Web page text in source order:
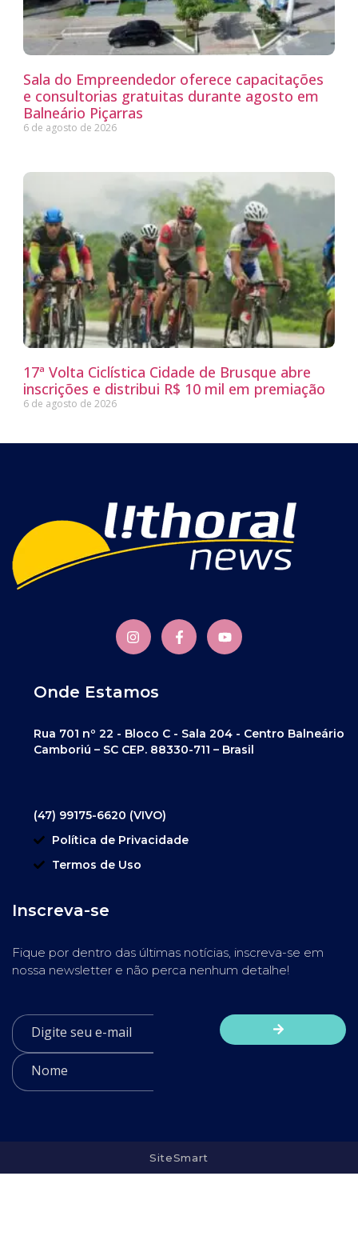
Sala do Empreendedor oferece capacitações
e consultorias gratuitas durante agosto em
Balneário Piçarras
6 de agosto de 2026
17ª Volta Ciclística Cidade de Brusque abre
inscrições e distribui R$ 10 mil em premiação
6 de agosto de 2026
Onde Estamos
Rua 701 nº 22 - Bloco C - Sala 204 - Centro Balneário
Camboriú – SC CEP. 88330-711 – Brasil
(47) 99175-6620 (VIVO)
Política de Privacidade
Termos de Uso
Inscreva-se
Fique por dentro das últimas notícias, inscreva-se em
nossa newsletter e não perca nenhum detalhe!
SiteSmart